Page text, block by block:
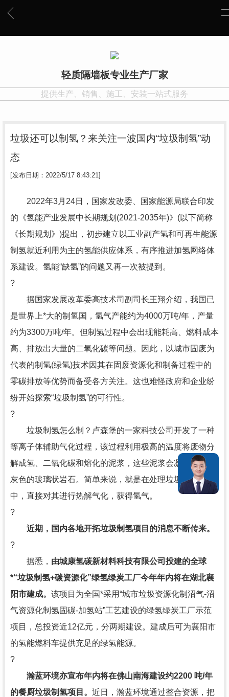
轻质隔墙板专业生产厂家
提供生产、销售、施工、安装一站式服务
垃圾还可以制氢？来关注一波国内“垃圾制氢”动
态
[发布日期：2022/5/17 8:43:21]
2022年3月24日，国家发改委、国家能源局联合印发
的《氢能产业发展中长期规划(2021-2035年)》(以下简称
《长期规划》)提出，初步建立以工业副产氢和可再生能源
制氢就近利用为主的氢能供应体系，有序推进加氢网络体
系建设。氢能“缺氢”的问题又再一次被提到。
?
据国家发展改革委高技术司副司长王翔介绍，我国已
是世界上*大的制氢国，氢气产能约为4000万吨/年，产量
约为3300万吨/年。但制氢过程中会出现能耗高、燃料成本
高、排放出大量的二氧化碳等问题。因此，以城市固废为
代表的制氢(绿氢)技术因其在固废资源化和制备过程中的
零碳排放等优势而备受各方关注。这也难怪政府和企业纷
纷开始探索“垃圾制氢”的可行性。
?
垃圾制氢怎么制？卢森堡的一家科技公司开发了一种
等离子体辅助气化过程，该过程利用极高的温度将废物分
解成氢、二氧化碳和熔化的泥浆，这些泥浆会凝固成蓝色/
灰色的玻璃状岩石。简单来说，就是在处理垃圾的过程
中，直接对其进行热解气化，获得氢气。
?
近期，国内各地开拓垃圾制氢项目的消息不断传来。
?
据悉， 由城康氢碳新材料科技有限公司投建的全球
*“垃圾制氢+碳资源化”绿氢绿炭工厂今年年内将在湖北襄
阳市建成。 该项目为全国*采用“城市垃圾资源化制沼气-沼
气资源化制氢固碳-加氢站”工艺建设的绿氢绿炭工厂示范
项目，总投资近12亿元，分两期建设。建成后可为襄阳市
的氢能燃料车提供充足的绿氢能源。
?
瀚蓝环境亦宣布年内将在佛山南海建设约2200 吨/年
的餐厨垃圾制氢项目。 近日，瀚蓝环境通过整合资源，把